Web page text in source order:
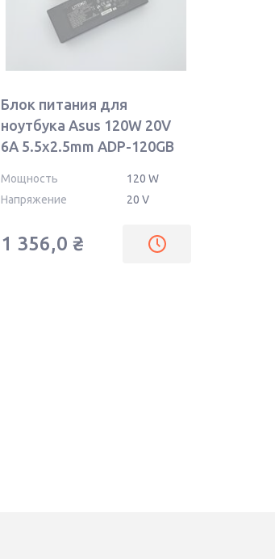
Блок питания для
ноутбука Asus 120W 20V
6A 5.5x2.5mm ADP-120GB
Мощность
120 W
Напряжение
20 V
1 356,0 ₴